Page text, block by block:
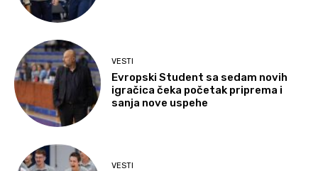
VESTI
Evropski Student sa sedam novih
igračica čeka početak priprema i
sanja nove uspehe
VESTI